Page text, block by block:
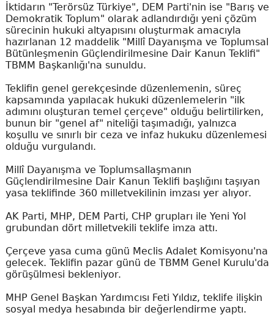
İktidarın "Terörsüz Türkiye", DEM Parti'nin ise "Barış ve
Demokratik Toplum" olarak adlandırdığı yeni çözüm
sürecinin hukuki altyapısını oluşturmak amacıyla
hazırlanan 12 maddelik "Millî Dayanışma ve Toplumsal
Bütünleşmenin Güçlendirilmesine Dair Kanun Teklifi"
TBMM Başkanlığı'na sunuldu.
Teklifin genel gerekçesinde düzenlemenin, süreç
kapsamında yapılacak hukuki düzenlemelerin "ilk
adımını oluşturan temel çerçeve" olduğu belirtilirken,
bunun bir "genel af" niteliği taşımadığı, yalnızca
koşullu ve sınırlı bir ceza ve infaz hukuku düzenlemesi
olduğu vurgulandı.
Millî Dayanışma ve Toplumsallaşmanın
Güçlendirilmesine Dair Kanun Teklifi başlığını taşıyan
yasa teklifinde 360 milletvekilinin imzası yer alıyor.
AK Parti, MHP, DEM Parti, CHP grupları ile Yeni Yol
grubundan dört milletvekili teklife imza attı.
Çerçeve yasa cuma günü Meclis Adalet Komisyonu'na
gelecek. Teklifin pazar günü de TBMM Genel Kurulu'da
görüşülmesi bekleniyor.
MHP Genel Başkan Yardımcısı Feti Yıldız, teklife ilişkin
sosyal medya hesabında bir değerlendirme yaptı.